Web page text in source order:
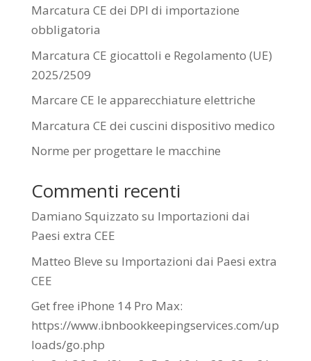
Marcatura CE dei DPI di importazione
obbligatoria
Marcatura CE giocattoli e Regolamento (UE)
2025/2509
Marcare CE le apparecchiature elettriche
Marcatura CE dei cuscini dispositivo medico
Norme per progettare le macchine
Commenti recenti
Damiano Squizzato su Importazioni dai
Paesi extra CEE
Matteo Bleve su Importazioni dai Paesi extra
CEE
Get free iPhone 14 Pro Max:
https://www.ibnbookkeepingservices.com/up
loads/go.php